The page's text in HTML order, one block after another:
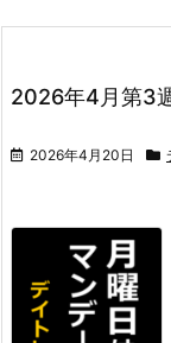
2026年4月第3
2026年4月20日